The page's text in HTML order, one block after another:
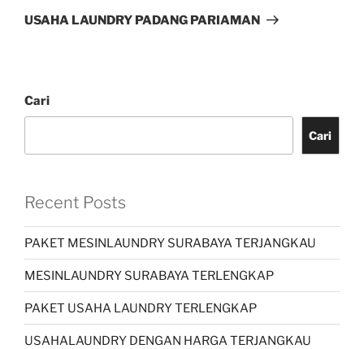
USAHA LAUNDRY PADANG PARIAMAN
Cari
Cari
Recent Posts
PAKET MESINLAUNDRY SURABAYA TERJANGKAU
MESINLAUNDRY SURABAYA TERLENGKAP
PAKET USAHA LAUNDRY TERLENGKAP
USAHALAUNDRY DENGAN HARGA TERJANGKAU